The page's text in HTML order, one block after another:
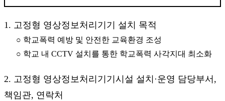
1. 고정형 영상정보처리기기 설치 목적
○ 학교폭력 예방 및 안전한 교육환경 조성
○ 학교 내 CCTV 설치를 통한 학교폭력 사각지대 최소화
2. 고정형 영상정보처리기기시설 설치·운영 담당부서,
책임관, 연락처